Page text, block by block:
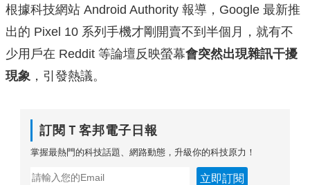
根據科技網站 Android Authority 報導，Google 最新推
出的 Pixel 10 系列手機才剛開賣不到半個月，就有不
少用戶在 Reddit 等論壇反映螢幕會突然出現雜訊干擾
現象 ，引發熱議。
訂閱Ｔ客邦電子日報
掌握最熱門的科技話題、網路動態，升級你的科技原力！
立即訂閱